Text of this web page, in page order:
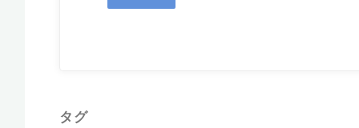
タグ